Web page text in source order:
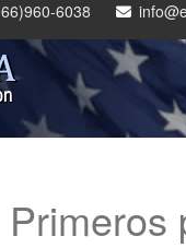
6038
Primeros